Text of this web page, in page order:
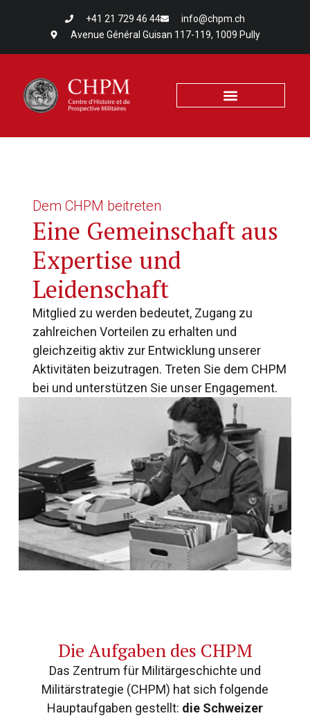
+41 21 729 46 44
info@chpm.ch
Avenue Général Guisan 117-119, 1009 Pully
Dem CHPM beitreten
Eine Gemeinschaft aus
Expertise und
Leidenschaft
Mitglied zu werden bedeutet, Zugang zu
zahlreichen Vorteilen zu erhalten und
gleichzeitig aktiv zur Entwicklung unserer
Aktivitäten beizutragen. Treten Sie dem CHPM
bei und unterstützen Sie unser Engagement.
Die Aufgaben des CHPM
Das Zentrum für Militärgeschichte und
Militärstrategie (CHPM) hat sich folgende
Hauptaufgaben gestellt: die Schweizer